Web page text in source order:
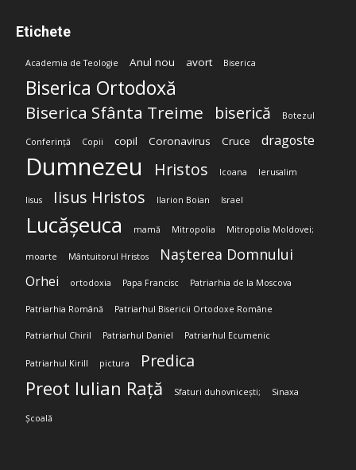
Etichete
Academia de Teologie Anul nou avort Biserica
Biserica Ortodoxă
Biserica Sfânta Treime biserică Botezul
Conferință Copii copil Coronavirus Cruce dragoste
Dumnezeu Hristos Icoana Ierusalim
Iisus Iisus Hristos Ilarion Boian Israel
Lucășeuca mamă Mitropolia Mitropolia Moldovei;
moarte Mântuitorul Hristos Nașterea Domnului
Orhei ortodoxia Papa Francisc Patriarhia de la Moscova
Patriarhia Română Patriarhul Bisericii Ortodoxe Române
Patriarhul Chiril Patriarhul Daniel Patriarhul Ecumenic
Patriarhul Kirill pictura Predica
Preot Iulian Rață Sfaturi duhovnicești; Sinaxa
Școală